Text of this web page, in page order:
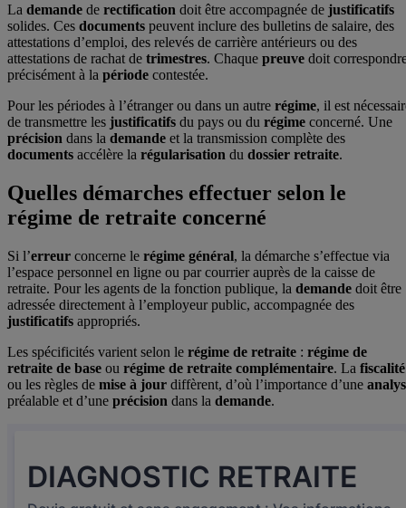
La demande de rectification doit être accompagnée de justificatifs
solides. Ces documents peuvent inclure des bulletins de salaire, des
attestations d’emploi, des relevés de carrière antérieurs ou des
attestations de rachat de trimestres. Chaque preuve doit
précisément à la période contestée.
Pour les périodes à l’étranger ou dans un autre régime, il est
de transmettre les justificatifs du pays ou du régime concerné. Une
précision dans la demande et la transmission complète des
documents accélère la régularisation du dossier retraite.
Quelles démarches effectuer selon le
régime de retraite concerné
Si l’erreur concerne le régime général, la démarche s’effectue via
l’espace personnel en ligne ou par courrier auprès de la caisse de
retraite. Pour les agents de la fonction publique, la demande doit être
adressée directement à l’employeur public, accompagnée des
justificatifs appropriés.
Les spécificités varient selon le régime de retraite : régime de
retraite de base ou régime de retraite complémentaire. La fiscalité
ou les règles de mise à jour diffèrent, d’où l’importance d’une
préalable et d’une précision dans la demande.